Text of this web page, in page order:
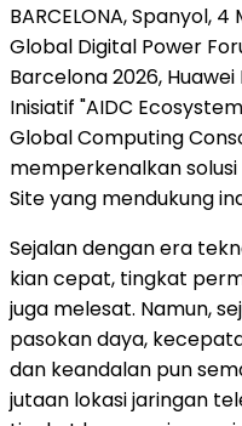
BARCELONA, Spanyol, 4
Global Digital Power
Barcelona 2026,
Inisiatif "AIDC
Global Computing
memperkenalkan
Site yang mendukung
Sejalan dengan era
kian cepat, tingkat
juga melesat. Namun,
pasokan daya,
dan keandalan pun
jutaan lokasi jaringan